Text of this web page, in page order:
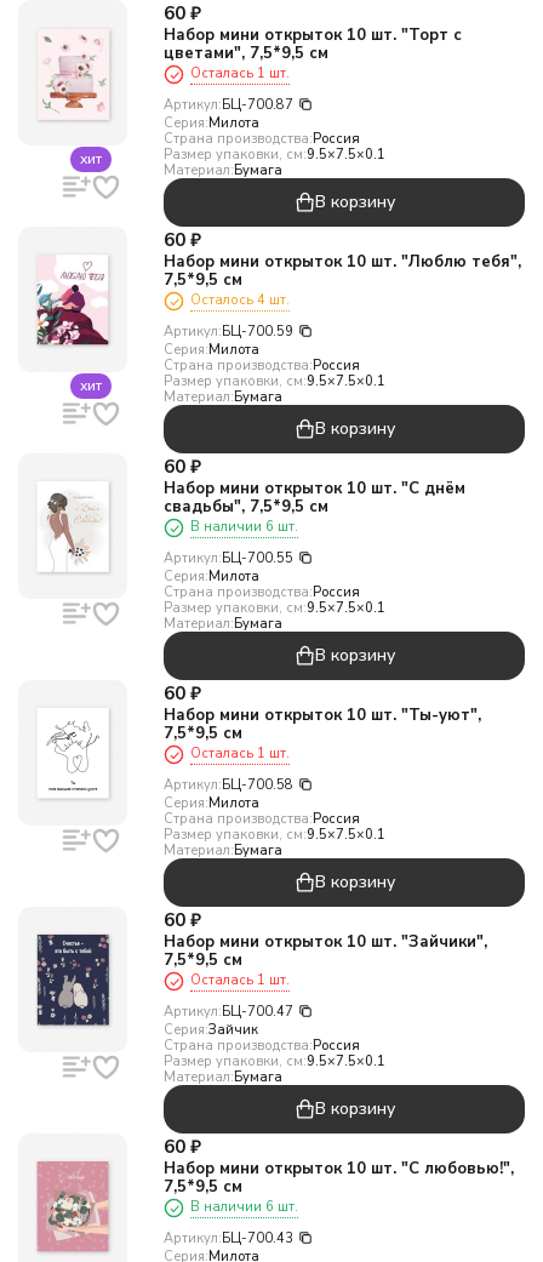
хит
60 ₽
Набор мини открыток 10 шт. "Торт с
цветами", 7,5*9,5 см
Осталась 1 шт.
Артикул:БЦ-700.87
Серия:Милота
Страна производства:Россия
Размер упаковки, см:9.5×7.5×0.1
Материал:Бумага
В корзину
хит
60 ₽
Набор мини открыток 10 шт. "Люблю тебя",
7,5*9,5 см
Осталось 4 шт.
Артикул:БЦ-700.59
Серия:Милота
Страна производства:Россия
Размер упаковки, см:9.5×7.5×0.1
Материал:Бумага
В корзину
60 ₽
Набор мини открыток 10 шт. "С днём
свадьбы", 7,5*9,5 см
В наличии 6 шт.
Артикул:БЦ-700.55
Серия:Милота
Страна производства:Россия
Размер упаковки, см:9.5×7.5×0.1
Материал:Бумага
В корзину
60 ₽
Набор мини открыток 10 шт. "Ты-уют",
7,5*9,5 см
Осталась 1 шт.
Артикул:БЦ-700.58
Серия:Милота
Страна производства:Россия
Размер упаковки, см:9.5×7.5×0.1
Материал:Бумага
В корзину
60 ₽
Набор мини открыток 10 шт. "Зайчики",
7,5*9,5 см
Осталась 1 шт.
Артикул:БЦ-700.47
Серия:Зайчик
Страна производства:Россия
Размер упаковки, см:9.5×7.5×0.1
Материал:Бумага
В корзину
60 ₽
Набор мини открыток 10 шт. "С любовью!",
7,5*9,5 см
В наличии 6 шт.
Артикул:БЦ-700.43
Серия:Милота